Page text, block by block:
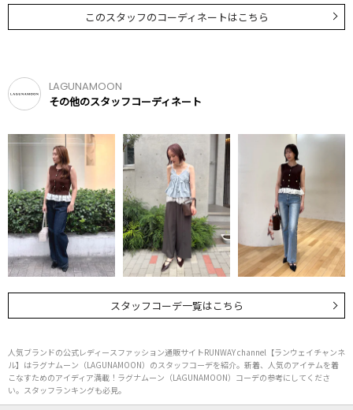
このスタッフのコーディネートはこちら
LAGUNAMOON
その他のスタッフコーディネート
スタッフコーデ一覧はこちら
人気ブランドの公式レディースファッション通販サイトRUNWAY channel【ランウェイチャンネ
ル】はラグナムーン（LAGUNAMOON）のスタッフコーデを紹介。新着、人気のアイテムを着
こなすためのアイディア満載！ラグナムーン（LAGUNAMOON）コーデの参考にしてくださ
い。スタッフランキングも必見。